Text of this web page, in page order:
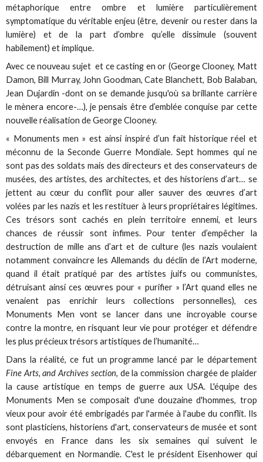
métaphorique entre ombre et lumière particulièrement
symptomatique du véritable enjeu (être, devenir ou rester dans la
lumière) et de la part d’ombre qu’elle dissimule (souvent
habilement) et implique.
Avec ce nouveau sujet et ce casting en or (George Clooney, Matt
Damon, Bill Murray, John Goodman, Cate Blanchett, Bob Balaban,
Jean Dujardin -dont on se demande jusqu'où sa brillante carrière
le mènera encore-…), je pensais être d’emblée conquise par cette
nouvelle réalisation de George Clooney.
« Monuments men » est ainsi inspiré d’un fait historique réel et
méconnu de la Seconde Guerre Mondiale. Sept hommes qui ne
sont pas des soldats mais des directeurs et des conservateurs de
musées, des artistes, des architectes, et des historiens d’art… se
jettent au cœur du conflit pour aller sauver des œuvres d’art
volées par les nazis et les restituer à leurs propriétaires légitimes.
Ces trésors sont cachés en plein territoire ennemi, et leurs
chances de réussir sont infimes. Pour tenter d’empêcher la
destruction de mille ans d’art et de culture (les nazis voulaient
notamment convaincre les Allemands du déclin de l’Art moderne,
quand il était pratiqué par des artistes juifs ou communistes,
détruisant ainsi ces œuvres pour « purifier » l’Art quand elles ne
venaient pas enrichir leurs collections personnelles), ces
Monuments Men vont se lancer dans une incroyable course
contre la montre, en risquant leur vie pour protéger et défendre
les plus précieux trésors artistiques de l’humanité…
Dans la réalité, ce fut un programme lancé par le département
Fine Arts, and Archives section, de la commission chargée de plaider
la cause artistique en temps de guerre aux USA. L'équipe des
Monuments Men se composait d'une douzaine d'hommes, trop
vieux pour avoir été embrigadés par l'armée à l'aube du conflit. Ils
sont plasticiens, historiens d'art, conservateurs de musée et sont
envoyés en France dans les six semaines qui suivent le
débarquement en Normandie. C'est le président Eisenhower qui